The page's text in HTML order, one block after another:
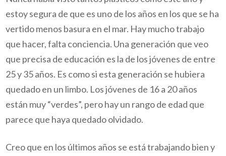
estoy segura de que es uno de los años en los que se ha
vertido menos basura en el mar. Hay mucho trabajo
que hacer, falta conciencia. Una generación que veo
que precisa de educación es la de los jóvenes de entre
25 y 35 años. Es como si esta generación se hubiera
quedado en un limbo. Los jóvenes de 16 a 20 años
están muy “verdes”, pero hay un rango de edad que
parece que haya quedado olvidado.
Creo que en los últimos años se está trabajando bien y